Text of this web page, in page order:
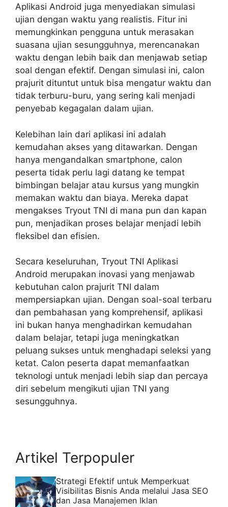
Aplikasi Android juga menyediakan simulasi
ujian dengan waktu yang realistis. Fitur ini
memungkinkan pengguna untuk merasakan
suasana ujian sesungguhnya, merencanakan
waktu dengan lebih baik dan menjawab setiap
soal dengan efektif. Dengan simulasi ini, calon
prajurit dituntut untuk bisa mengatur waktu dan
tidak terburu-buru, yang sering kali menjadi
penyebab kegagalan dalam ujian.
Kelebihan lain dari aplikasi ini adalah
kemudahan akses yang ditawarkan. Dengan
hanya mengandalkan smartphone, calon
peserta tidak perlu lagi datang ke tempat
bimbingan belajar atau kursus yang mungkin
memakan waktu dan biaya. Mereka dapat
mengakses Tryout TNI di mana pun dan kapan
pun, menjadikan proses belajar menjadi lebih
fleksibel dan efisien.
Secara keseluruhan, Tryout TNI Aplikasi
Android merupakan inovasi yang menjawab
kebutuhan calon prajurit TNI dalam
mempersiapkan ujian. Dengan soal-soal terbaru
dan pembahasan yang komprehensif, aplikasi
ini bukan hanya menghadirkan kemudahan
dalam belajar, tetapi juga meningkatkan
peluang sukses untuk menghadapi seleksi yang
ketat. Calon peserta dapat memanfaatkan
teknologi untuk menjadi lebih siap dan percaya
diri sebelum mengikuti ujian TNI yang
sesungguhnya.
Artikel Terpopuler
Strategi Efektif untuk Memperkuat
Visibilitas Bisnis Anda melalui Jasa SEO
dan Jasa Manajemen Iklan